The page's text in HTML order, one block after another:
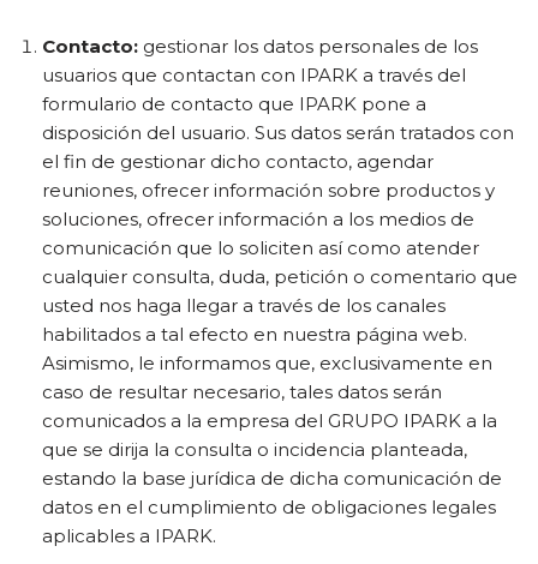
Contacto: gestionar los datos personales de los
usuarios que contactan con IPARK a través del
formulario de contacto que IPARK pone a
disposición del usuario. Sus datos serán tratados con
el fin de gestionar dicho contacto, agendar
reuniones, ofrecer información sobre productos y
soluciones, ofrecer información a los medios de
comunicación que lo soliciten así como atender
cualquier consulta, duda, petición o comentario que
usted nos haga llegar a través de los canales
habilitados a tal efecto en nuestra página web.
Asimismo, le informamos que, exclusivamente en
caso de resultar necesario, tales datos serán
comunicados a la empresa del GRUPO IPARK a la
que se dirija la consulta o incidencia planteada,
estando la base jurídica de dicha comunicación de
datos en el cumplimiento de obligaciones legales
aplicables a IPARK.